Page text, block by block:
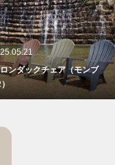
ンダックチェア（モンブ